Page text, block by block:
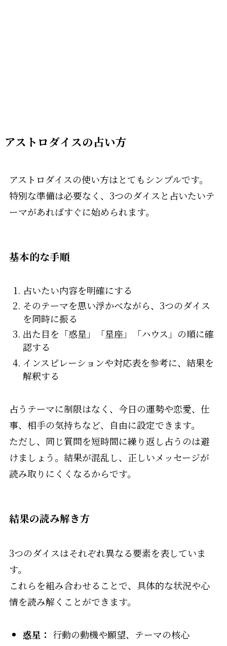
アストロダイスの占い方
アストロダイスの使い方はとてもシンプルです。
特別な準備は必要なく、3つのダイスと占いたいテ
ーマがあればすぐに始められます。
基本的な手順
占いたい内容を明確にする
そのテーマを思い浮かべながら、3つのダイス
を同時に振る
出た目を「惑星」「星座」「ハウス」の順に確
認する
インスピレーションや対応表を参考に、結果を
解釈する
占うテーマに制限はなく、今日の運勢や恋愛、仕
事、相手の気持ちなど、自由に設定できます。
ただし、同じ質問を短時間に繰り返し占うのは避
けましょう。結果が混乱し、正しいメッセージが
読み取りにくくなるからです。
結果の読み解き方
3つのダイスはそれぞれ異なる要素を表していま
す。
これらを組み合わせることで、具体的な状況や心
情を読み解くことができます。
惑星： 行動の動機や願望、テーマの核心